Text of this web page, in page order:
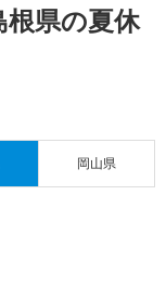
県の夏休
岡山県